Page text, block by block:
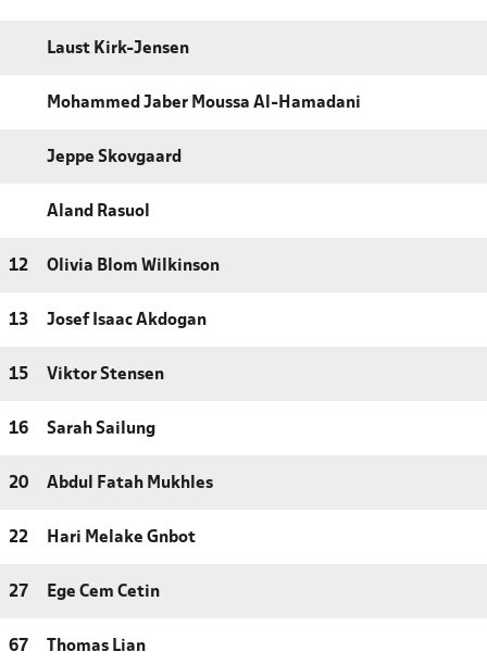
Laust Kirk-Jensen
Mohammed Jaber Moussa Al-Hamadani
Jeppe Skovgaard
Aland Rasuol
12 Olivia Blom Wilkinson
13 Josef Isaac Akdogan
15 Viktor Stensen
16 Sarah Sailung
20 Abdul Fatah Mukhles
22 Hari Melake Gnbot
27 Ege Cem Cetin
67 Thomas Lian